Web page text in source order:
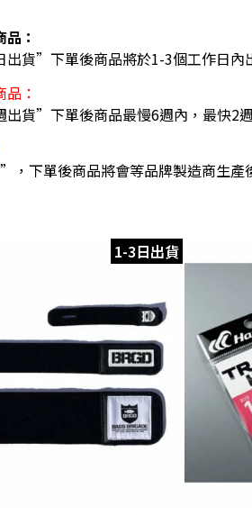
：
貨”下單後商品將於1-3個工作日內
：
貨”下單後商品最慢6週內，最快2
下單後商品將會等品牌製造商生產
1-3日出貨